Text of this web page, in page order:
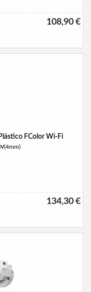
108,90 €
FColor Wi-Fi
134,30 €